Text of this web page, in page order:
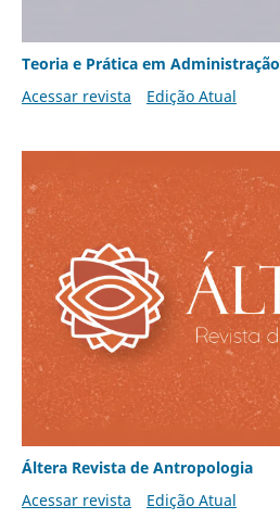
Teoria e Prática em Administração
Acessar revista
Edição Atual
Áltera Revista de Antropologia
Acessar revista
Edição Atual